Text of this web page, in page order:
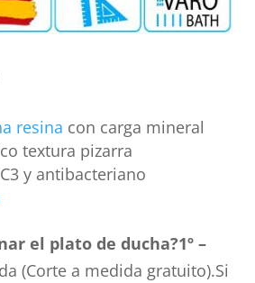
resina con carga mineral
textura pizarra
y antibacteriano
el plato de ducha?1º –
(Corte a medida gratuito).Si